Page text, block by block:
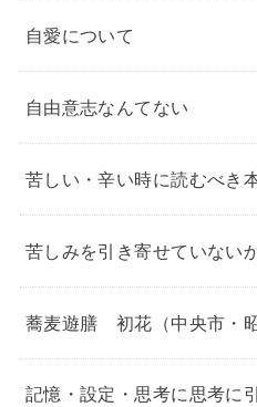
自愛について
自由意志なんてない
苦しい・辛い時に読むべき
苦しみを引き寄せていない
蕎麦遊膳 初花（中央市・昭
記憶・設定・思考に思考に